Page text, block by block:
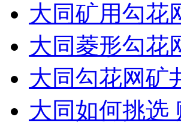
大同矿用勾花
大同菱形勾花
大同勾花网矿
大同如何挑选